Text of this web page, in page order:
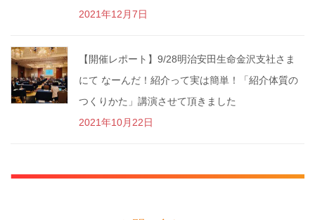
2021年12月7日
【開催レポート】9/28明治安田生命金沢支社さま
にて なーんだ！紹介って実は簡単！「紹介体質の
つくりかた」講演させて頂きました
2021年10月22日